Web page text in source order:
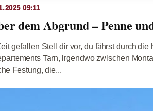
09:11
dem Abgrund – Penne
gefallen Stell dir vor, du fährst durch
Tarn, irgendwo zwischen
Festung, die...